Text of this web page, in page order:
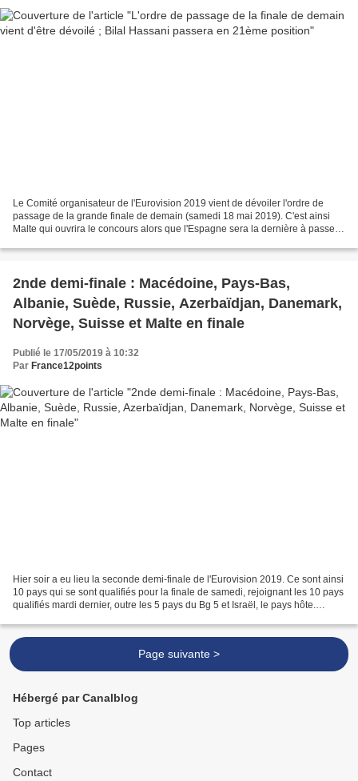
Le Comité organisateur de l'Eurovision 2019 vient de dévoiler l'ordre de
passage de la grande finale de demain (samedi 18 mai 2019). C'est ainsi
Malte qui ouvrira le concours alors que l'Espagne sera la dernière à passer.
2nde demi-finale : Macédoine, Pays-Bas,
Albanie, Suède, Russie, Azerbaïdjan, Danemark,
Norvège, Suisse et Malte en finale
Publié le 17/05/2019 à 10:32
Par France12points
Hier soir a eu lieu la seconde demi-finale de l'Eurovision 2019. Ce sont ainsi
10 pays qui se sont qualifiés pour la finale de samedi, rejoignant les 10 pays
qualifiés mardi dernier, outre les 5 pays du Bg 5 et Israël, le pays hôte.
Page suivante >
Hébergé par Canalblog
Top articles
Pages
Contact